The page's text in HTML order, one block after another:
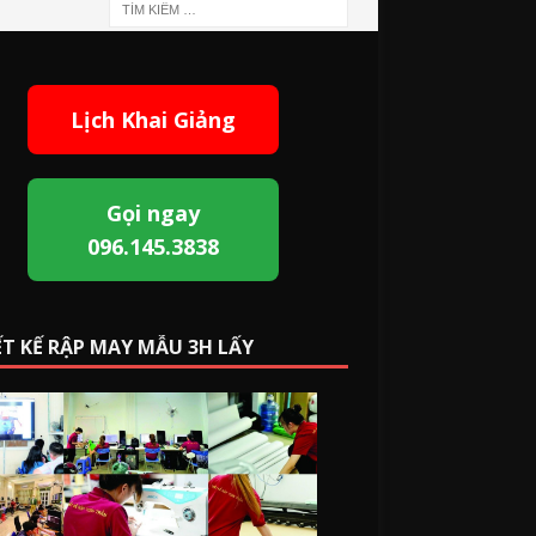
Lịch Khai Giảng
Gọi ngay
096.145.3838
KẾ RẬP MAY MẪU 3H LẤY